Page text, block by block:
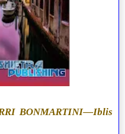
BONMARTINI—Iblis